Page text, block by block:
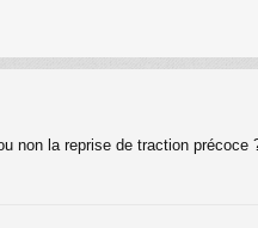
non la reprise de traction précoce